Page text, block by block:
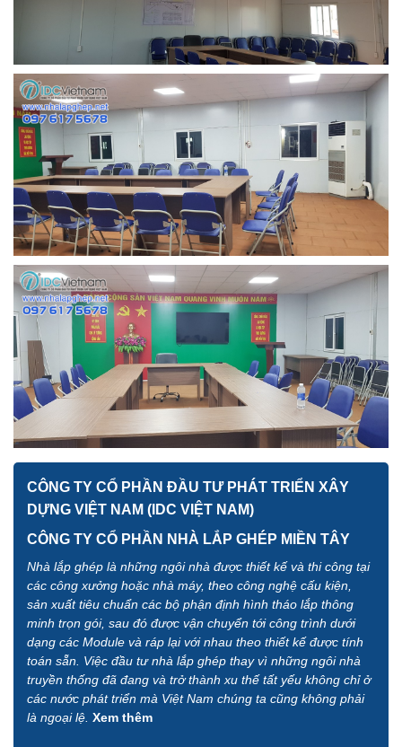
CÔNG TY CỔ PHẦN ĐẦU TƯ PHÁT TRIỂN XÂY
DỰNG VIỆT NAM (IDC VIỆT NAM)
CÔNG TY CỔ PHẦN NHÀ LẮP GHÉP MIỀN TÂY
Nhà lắp ghép là những ngôi nhà được thiết kế và thi công tại
các công xưởng hoặc nhà máy, theo công nghệ cấu kiện,
sản xuất tiêu chuẩn các bộ phận định hình tháo lắp thông
minh trọn gói, sau đó được vận chuyển tới công trình dưới
dạng các Module và ráp lại với nhau theo thiết kế được tính
toán sẵn. Việc đầu tư nhà lắp ghép thay vì những ngôi nhà
truyền thống đã đang và trở thành xu thế tất yếu không chỉ ở
các nước phát triển mà Việt Nam chúng ta cũng không phải
là ngoại lệ. Xem thêm